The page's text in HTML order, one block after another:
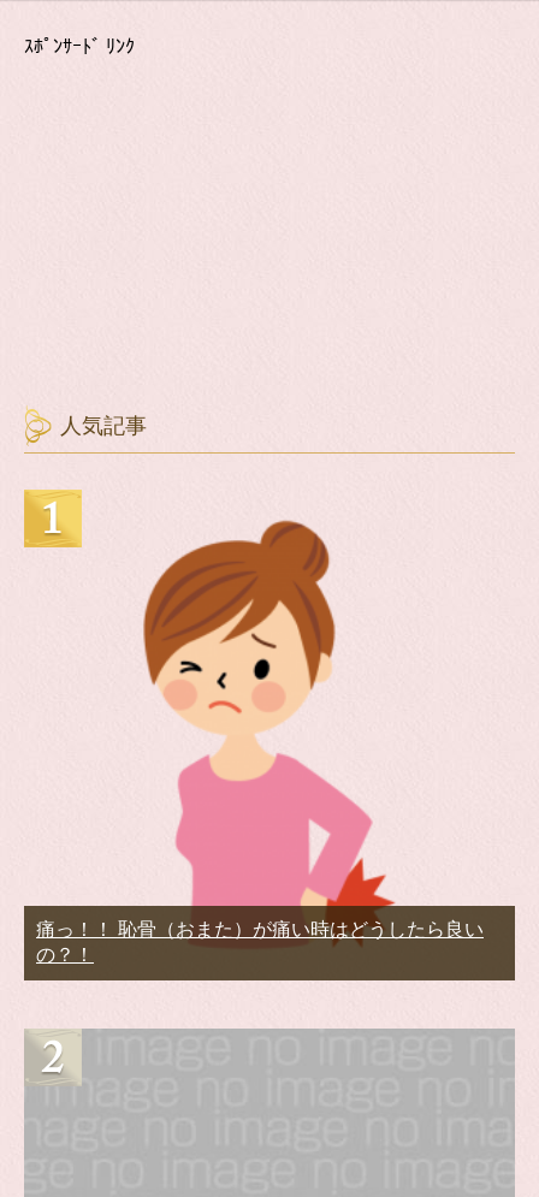
ｽﾎﾟﾝｻｰﾄﾞ ﾘﾝｸ
人気記事
痛っ！！ 恥骨（おまた）が痛い時はどうしたら良い
の？！